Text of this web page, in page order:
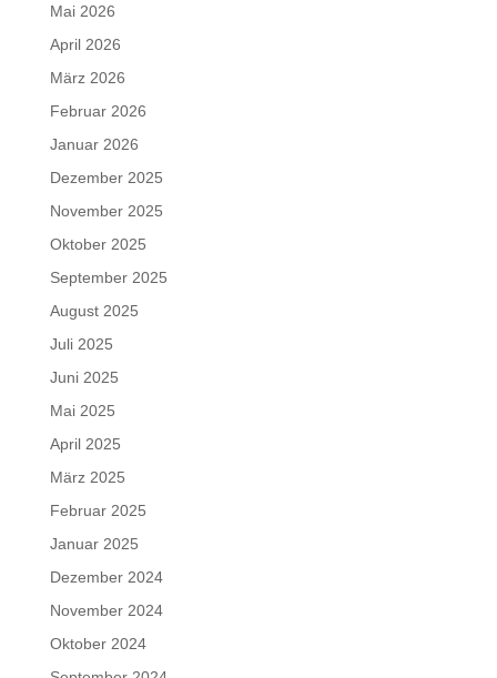
Mai 2026
April 2026
März 2026
Februar 2026
Januar 2026
Dezember 2025
November 2025
Oktober 2025
September 2025
August 2025
Juli 2025
Juni 2025
Mai 2025
April 2025
März 2025
Februar 2025
Januar 2025
Dezember 2024
November 2024
Oktober 2024